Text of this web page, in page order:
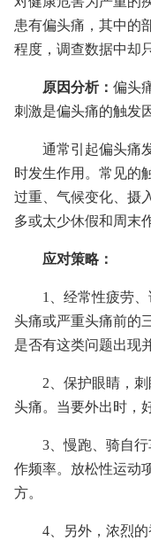
患有偏头痛，其中的
程度，调查数据中却
原因分析： 偏头
刺激是偏头痛的触发
通常引起偏头痛
时发生作用。常见的
过重、气候变化、摄
多或太少休假和周末
应对策略：
1、经常性疲劳
头痛或严重头痛前的
是否有这类问题出现
2、保护眼睛，
头痛。当要外出时，
3、慢跑、骑自
作频率。放松性运动
方。
4、另外，浓烈的